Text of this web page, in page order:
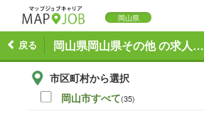
岡山県
岡山県岡山県その他 の求人一覧
戻る
市区町村から選択
岡山市すべて(35)